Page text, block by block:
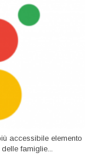
accessibile elemento
famiglie...